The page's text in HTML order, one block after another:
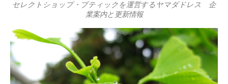
セレクトショップ・ブティックを運営するヤマダドレス 企
業案内と更新情報